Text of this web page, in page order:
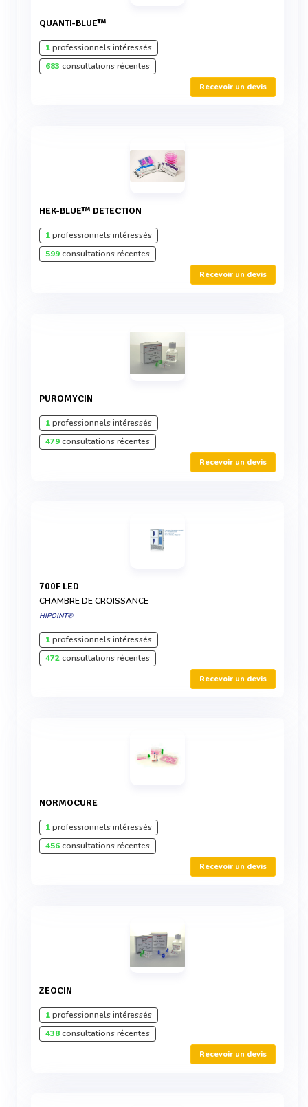
QUANTI-BLUE™
1professionnels intéressés
683 consultations récentes
Recevoir un devis
HEK-BLUE™ DETECTION
1professionnels intéressés
599consultations récentes
Recevoir un devis
PUROMYCIN
1professionnels intéressés
479consultations récentes
Recevoir un devis
700F LED
CHAMBRE DE CROISSANCE
HIPOINT®
1professionnels intéressés
472consultations récentes
Recevoir un devis
NORMOCURE
1professionnels intéressés
456consultations récentes
Recevoir un devis
ZEOCIN
1professionnels intéressés
438consultations récentes
Recevoir un devis